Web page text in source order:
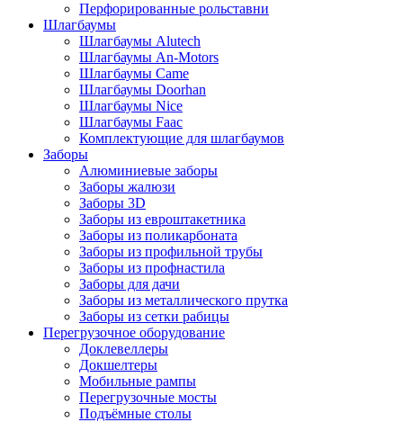
Перфорированные рольставни
Шлагбаумы
Шлагбаумы Alutech
Шлагбаумы An-Motors
Шлагбаумы Came
Шлагбаумы Doorhan
Шлагбаумы Nice
Шлагбаумы Faac
Комплектующие для шлагбаумов
Заборы
Алюминиевые заборы
Заборы жалюзи
Заборы 3D
Заборы из евроштакетника
Заборы из поликарбоната
Заборы из профильной трубы
Заборы из профнастила
Заборы для дачи
Заборы из металлического прутка
Заборы из сетки рабицы
Перегрузочное оборудование
Доклевеллеры
Докшелтеры
Мобильные рампы
Перегрузочные мосты
Подъёмные столы